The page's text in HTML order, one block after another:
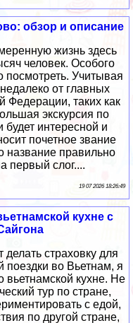
обзор и описание
жизнь здесь
человек. Особого
посмотреть. Учитывая
от главных
Федерации, таких как
экскурсия по
будет интересной и
почетное звание
название правильно
первый слог....
19 07 2026 18:26:49
кухне с
страховку для
во Вьетнам, я
вьетнамской кухне. Не
тур по стране,
с едой,
по другой стране,